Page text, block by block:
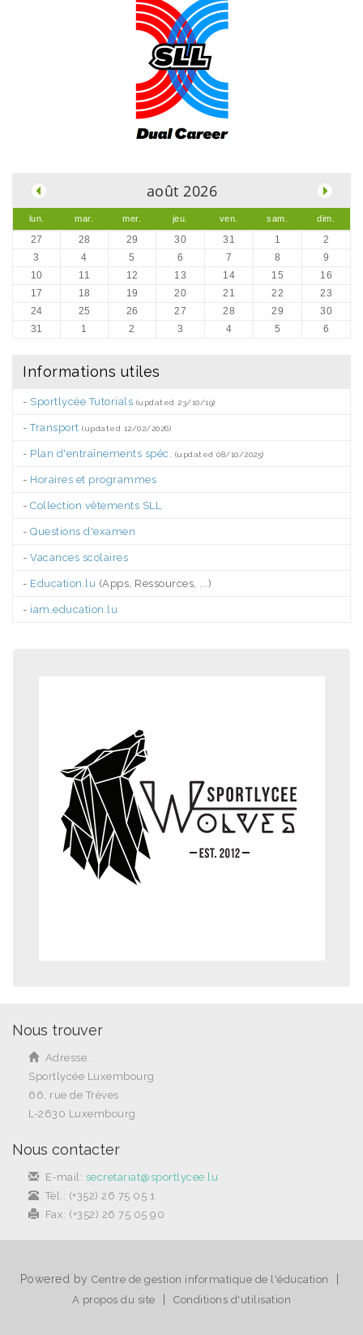
août 2026
lun. mar. mer. jeu. ven. sam. dim.
27 28 29 30 31 1
2
3
4 5 6 7 8
9
10
11 12 13 14 15
16
17
18 19 20 21 22
23
24
25 26 27 28 29
30
31
1 2 3 4 5 6
Informations utiles
- Sportlycée Tutorials (updated 23/10/19)
-Transport (updated 12/02/2026)
- Plan d'entraînements spéc. (updated 08/10/2025)
- Horaires et programmes
- Collection vêtements SLL
- Questions d'examen
- Vacances scolaires
- Education.lu (Apps, Ressources, ...)
- iam.education.lu
Nous trouver
Adresse:
Sportlycée Luxembourg
66, rue de Trèves
L-2630 Luxembourg
Nous contacter
E-mail: secretariat@sportlycee.lu
Tél.: (+352) 26 75 05 1
Fax: (+352) 26 75 05 90
Powered by Centre de gestion informatique de l'éducation
A propos du site Conditions d'utilisation